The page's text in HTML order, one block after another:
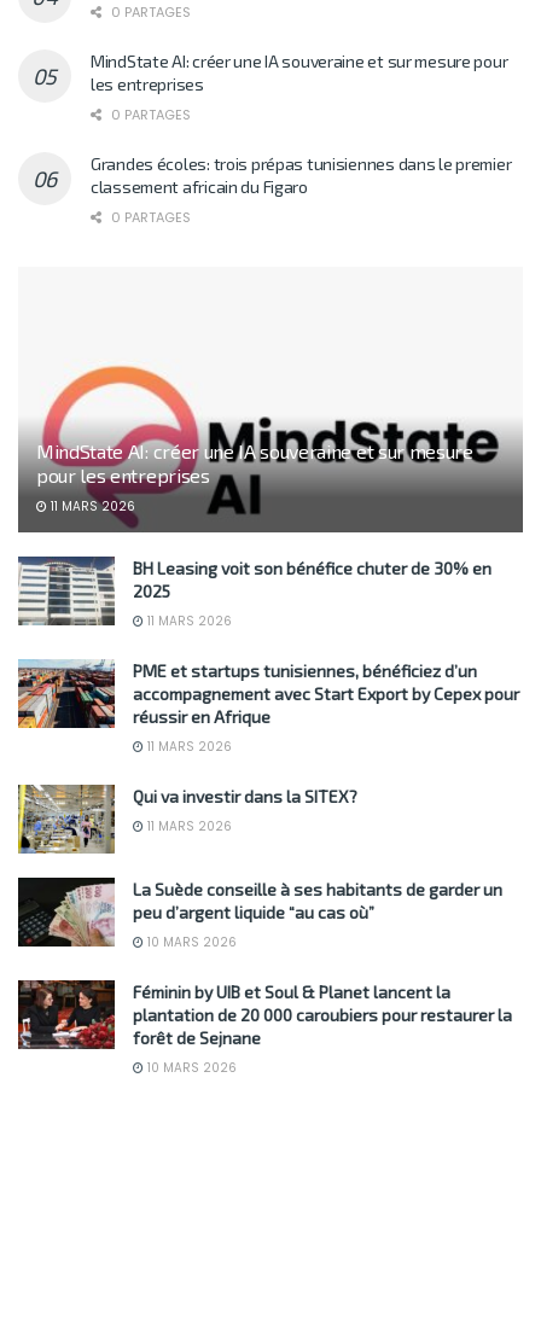
0 PARTAGES
MindState AI: créer une IA souveraine et sur mesure pour
les entreprises
0 PARTAGES
Grandes écoles: trois prépas tunisiennes dans le premier
classement africain du Figaro
0 PARTAGES
MindState AI: créer une IA souveraine et sur mesure
pour les entreprises
11 MARS 2026
BH Leasing voit son bénéfice chuter de 30% en
2025
11 MARS 2026
PME et startups tunisiennes, bénéficiez d’un
accompagnement avec Start Export by Cepex pour
réussir en Afrique
11 MARS 2026
Qui va investir dans la SITEX?
11 MARS 2026
La Suède conseille à ses habitants de garder un
peu d’argent liquide “au cas où”
10 MARS 2026
Féminin by UIB et Soul & Planet lancent la
plantation de 20 000 caroubiers pour restaurer la
forêt de Sejnane
10 MARS 2026